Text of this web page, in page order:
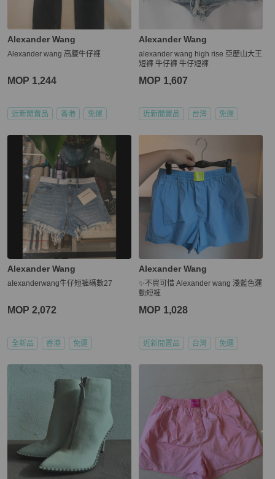
Alexander Wang
Alexander wang 高腰牛仔褲
MOP 1,244
近新閒置品 香港 免運
Alexander Wang
alexander wang high rise 亞歷山大王
短褲 牛仔褲 牛仔短褲
MOP 1,607
近新閒置品 台灣 免運
Alexander Wang
aIexanderwang牛仔短褲碼數27
MOP 2,072
全新品 香港 免運
Alexander Wang
✨不買可惜 Alexander wang 淺藍色運
動短褲
MOP 1,028
近新閒置品 台灣 免運